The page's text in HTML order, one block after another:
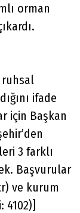
orman
ruhsal
ifade
için Başkan
3 farklı
Başvurular
ve kurum
4102)]